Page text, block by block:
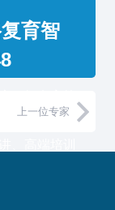
育智
流的经济、
上一位专家